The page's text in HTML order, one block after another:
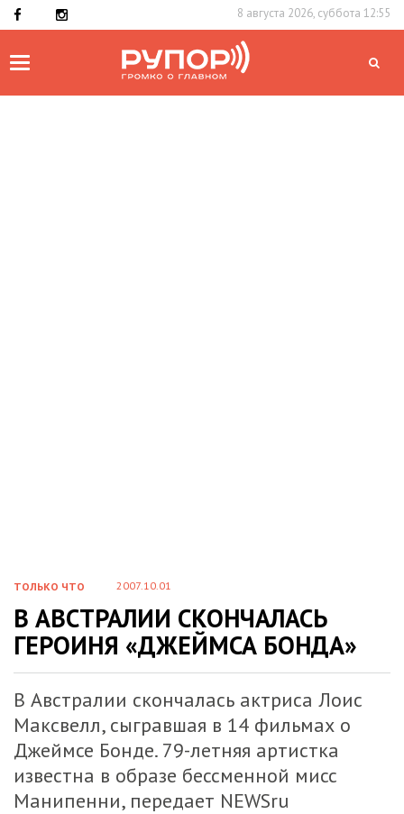
8 августа 2026, суббота 12:55
Toggle
ТОЛЬКО ЧТО 2007.10.01
В АВСТРАЛИИ СКОНЧАЛАСЬ
ГЕРОИНЯ «ДЖЕЙМСА БОНДА»
В Австралии скончалась актриса Лоис
Максвелл, сыгравшая в 14 фильмах о
Джеймсе Бонде. 79-летняя артистка
известна в образе бессменной мисс
Манипенни, передает NEWSru